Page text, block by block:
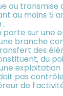
ou transmise
au moins 5
;
porte sur une
branche
des
du
pas
de